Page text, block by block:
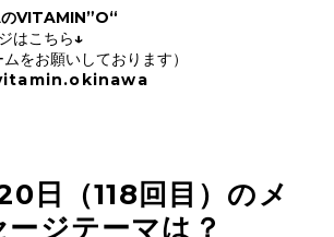
VITAMIN”O“
はこちら↓
をお願いしております）
日（118回目）のメ
ージテーマは？